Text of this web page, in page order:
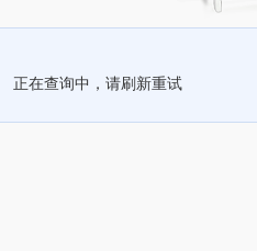
正在查询中，请刷新重试